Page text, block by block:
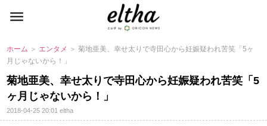
ホーム ＞ エンタメ ＞ 菊地亜美、幸せ太りで寺田心から妊娠疑われ苦笑「5ヶ
月じゃないから！」
菊地亜美、幸せ太りで寺田心から妊娠疑われ苦笑「5
ヶ月じゃないから！」
2018-04-25 20:01eltha